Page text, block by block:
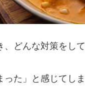
どんな対策をし
った」と感じてし